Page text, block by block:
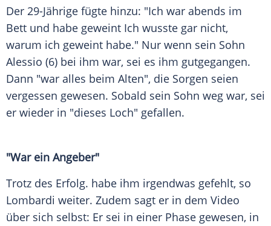
Der 29-Jährige fügte hinzu: "Ich war abends im
Bett und habe geweint Ich wusste gar nicht,
warum ich geweint habe." Nur wenn sein Sohn
Alessio (6) bei ihm war, sei es ihm gutgegangen.
Dann "war alles beim Alten", die Sorgen seien
vergessen gewesen. Sobald sein Sohn weg war, sei
er wieder in "dieses Loch" gefallen.
"War ein Angeber"
Trotz des Erfolg. habe ihm irgendwas gefehlt, so
Lombardi weiter. Zudem sagt er in dem Video
über sich selbst: Er sei in einer Phase gewesen, in